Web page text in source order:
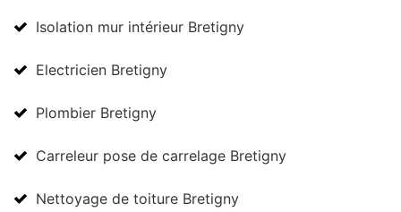
Isolation mur intérieur Bretigny
Electricien Bretigny
Plombier Bretigny
Carreleur pose de carrelage Bretigny
Nettoyage de toiture Bretigny